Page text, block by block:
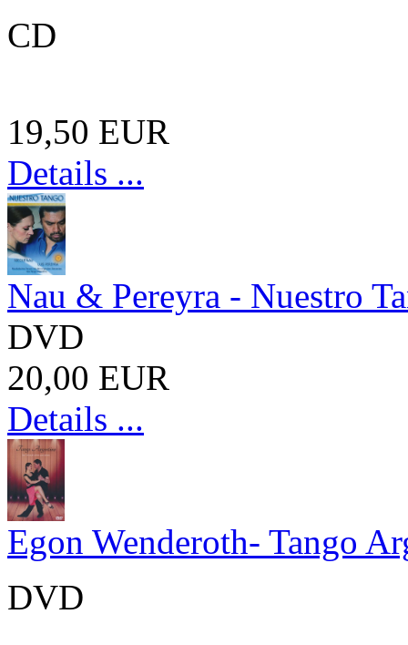
CD
19,50 EUR
Details ...
Nau & Pereyra - Nuestro
DVD
20,00 EUR
Details ...
Egon Wenderoth- Tango
DVD